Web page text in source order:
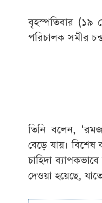
বৃহস্পতিবার (১৯
পরিচালক সমীর
তিনি বলেন,
বেড়ে যায়।
চাহিদা
দেওয়া হয়েছে,